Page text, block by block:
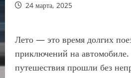
24 марта, 2025
Лето — это время долгих
приключений на
путешествия прошли без